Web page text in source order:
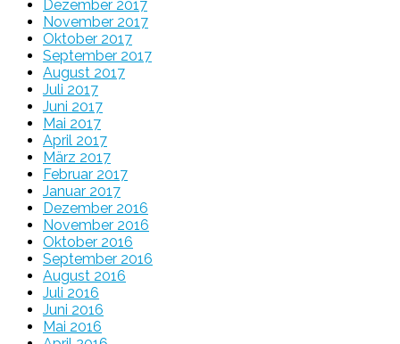
Dezember 2017
November 2017
Oktober 2017
September 2017
August 2017
Juli 2017
Juni 2017
Mai 2017
April 2017
März 2017
Februar 2017
Januar 2017
Dezember 2016
November 2016
Oktober 2016
September 2016
August 2016
Juli 2016
Juni 2016
Mai 2016